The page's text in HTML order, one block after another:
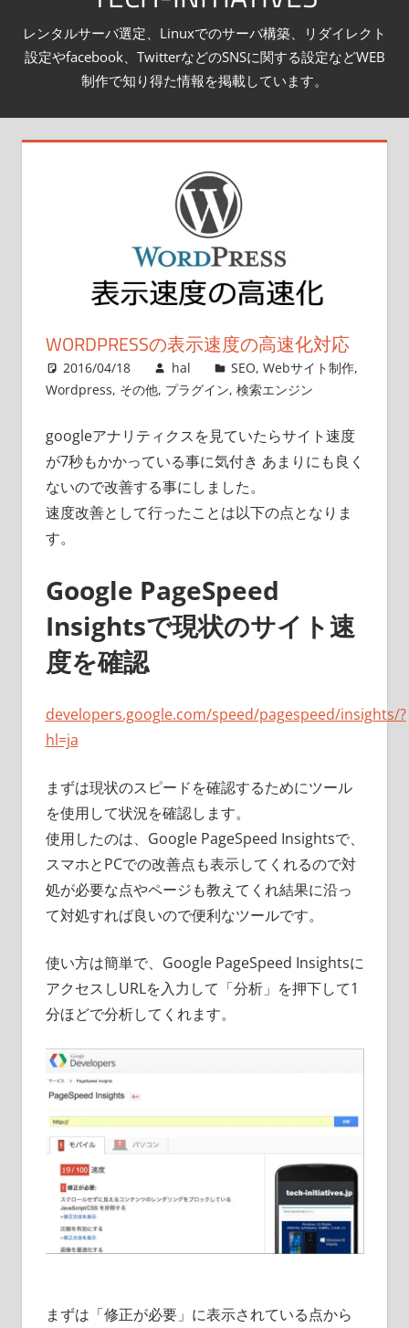
レンタルサーバ選定、Linuxでのサーバ構築、リダイレクト
設定やfacebook、TwitterなどのSNSに関する設定などWEB
制作で知り得た情報を掲載しています。
WORDPRESSの表示速度の高速化対応
2016/04/18 hal SEO,Webサイト制作,
Wordpress, その他, プラグイン, 検索エンジン
googleアナリティクスを見ていたらサイト速度
が7秒もかかっている事に気付き あまりにも良く
ないので改善する事にしました。
速度改善として行ったことは以下の点となりま
す。
Google PageSpeed
Insightsで現状のサイト速
度を確認
developers.google.com/speed/pagespeed/insights/?
hl=ja
まずは現状のスピードを確認するためにツール
を使用して状況を確認します。
使用したのは、Google PageSpeed Insightsで、
スマホとPCでの改善点も表示してくれるので対
処が必要な点やページも教えてくれ結果に沿っ
て対処すれば良いので便利なツールです。
使い方は簡単で、Google PageSpeed Insightsに
アクセスしURLを入力して「分析」を押下して1
分ほどで分析してくれます。
まずは「修正が必要」に表示されている点から